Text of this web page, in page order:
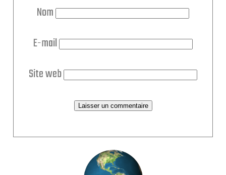
Nom
E-mail
Site web